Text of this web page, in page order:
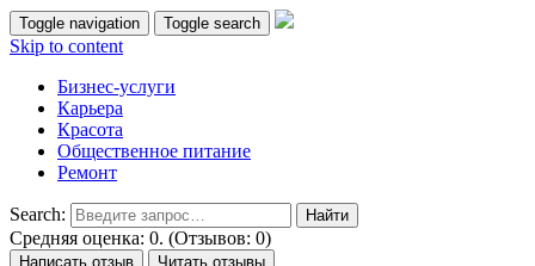
Toggle navigation Toggle search
Skip to content
Бизнес-услуги
Карьера
Красота
Общественное питание
Ремонт
Search:
Средняя оценка: 0. (Отзывов: 0)
Написать отзыв Читать отзывы